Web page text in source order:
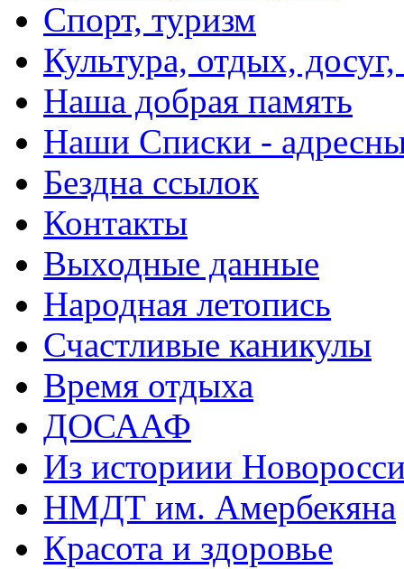
Спорт, туризм
Культура, отдых,
Наша добрая память
Наши Списки -
Бездна ссылок
Контакты
Выходные данные
Народная летопись
Счастливые каникулы
Время отдыха
ДОСААФ
Из историии
НМДТ им. Амербекяна
Красота и здоровье